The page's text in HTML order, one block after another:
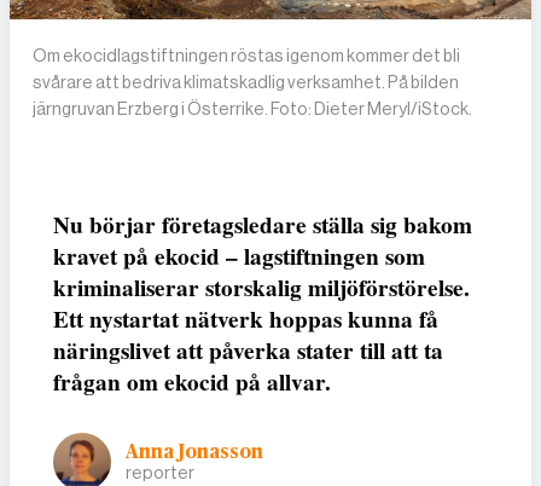
Om ekocidlagstiftningen röstas igenom kommer det bli
svårare att bedriva klimatskadlig verksamhet. På bilden
järngruvan Erzberg i Österrike. Foto: Dieter Meryl/iStock.
Nu börjar företagsledare ställa sig bakom
kravet på ekocid – lagstiftningen som
kriminaliserar storskalig miljöförstörelse.
Ett nystartat nätverk hoppas kunna få
näringslivet att påverka stater till att ta
frågan om ekocid på allvar.
Anna Jonasson
reporter